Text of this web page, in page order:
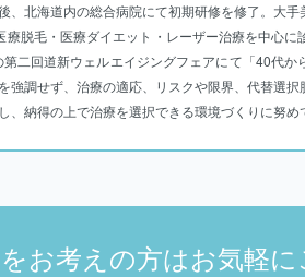
、北海道内の総合病院にて初期研修を修了。大
脱毛・医療ダイエット・レーザー治療を中心
二回道新ウェルエイジングフェアにて「40代
強調せず、治療の適応、リスクや限界、代替選
納得の上で治療を選択できる環境づくりに努め
お考えの方はお気軽に